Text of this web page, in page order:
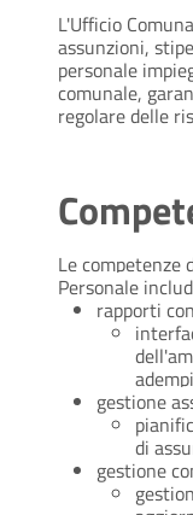
L'Ufficio
assunzioni,
personale
comunale,
regolare delle
Le competenze
Personale
rapporti
gestione
di
gestione